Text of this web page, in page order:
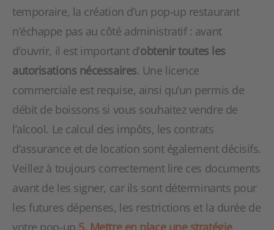
temporaire, la création d’un pop-up restaurant
n’échappe pas au côté administratif : avant
d’ouvrir, il est important d’obtenir toutes les
autorisations nécessaires. Une licence
commerciale est requise, ainsi qu’un permis de
débit de boissons si vous souhaitez vendre de
l’alcool. Le calcul des impôts, les contrats
d’assurance et de location sont également décisifs.
Veillez à toujours correctement lire ces documents
avant de les signer, car ils sont déterminants pour
les futures dépenses, les restrictions et la durée de
votre pop-up.5. Mettre en place une stratégie